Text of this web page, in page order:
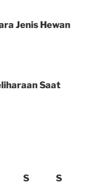
Jenis Hewan
Saat
S S